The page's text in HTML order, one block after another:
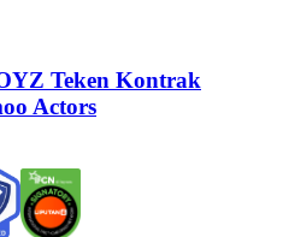
Teken Kontrak
Actors